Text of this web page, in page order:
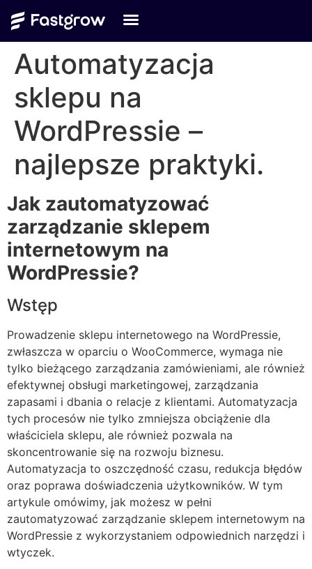
Automatyzacja
sklepu na
WordPressie –
najlepsze praktyki.
Jak zautomatyzować
zarządzanie sklepem
internetowym na
WordPressie?
Wstęp
Prowadzenie sklepu internetowego na WordPressie,
zwłaszcza w oparciu o WooCommerce, wymaga nie
tylko bieżącego zarządzania zamówieniami, ale również
efektywnej obsługi marketingowej, zarządzania
zapasami i dbania o relacje z klientami. Automatyzacja
tych procesów nie tylko zmniejsza obciążenie dla
właściciela sklepu, ale również pozwala na
skoncentrowanie się na rozwoju biznesu.
Automatyzacja to oszczędność czasu, redukcja błędów
oraz poprawa doświadczenia użytkowników. W tym
artykule omówimy, jak możesz w pełni
zautomatyzować zarządzanie sklepem internetowym na
WordPressie z wykorzystaniem odpowiednich narzędzi i
wtyczek.